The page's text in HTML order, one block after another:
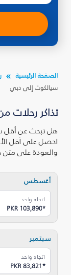
الصفحة الرئيسية
سيالكوت إلى دبي
تذاكر رحلات
هل تبحث عن أقل
احصل على أقل
والعودة على
أغسطس
اتجاه واحد
PKR 103,890*
سبتمبر
اتجاه واحد
PKR 83,821*